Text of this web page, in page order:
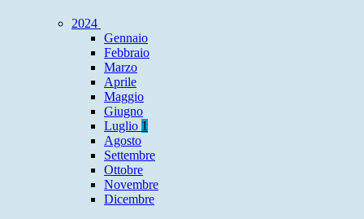
2024
Gennaio
Febbraio
Marzo
Aprile
Maggio
Giugno
Luglio 1
Agosto
Settembre
Ottobre
Novembre
Dicembre